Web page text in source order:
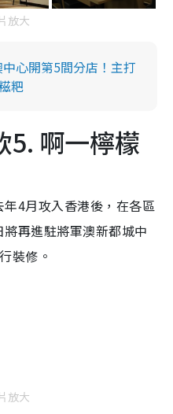
放大
心開第5間分店！主打
粑
5. 啊一檸檬
4月攻入香港後，在各區
再進駐將軍澳新都城中
裝修。
放大